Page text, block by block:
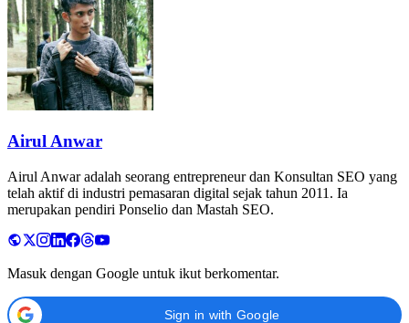
Airul Anwar
Airul Anwar adalah seorang entrepreneur dan Konsultan SEO yang
telah aktif di industri pemasaran digital sejak tahun 2011. Ia
merupakan pendiri Ponselio dan Mastah SEO.
Masuk dengan Google untuk ikut berkomentar.
Sign in with Google